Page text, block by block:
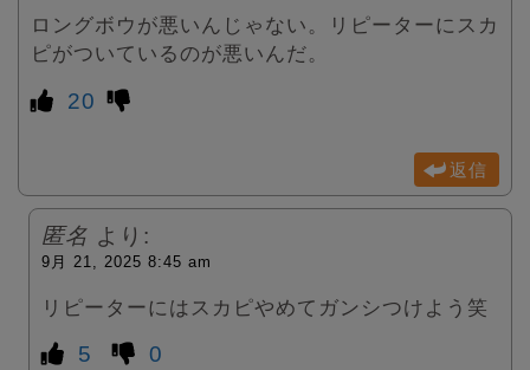
ロングボウが悪いんじゃない。リピーターにスカ
ピがついているのが悪いんだ。
20
返信
匿名 より:
9月 21, 2025 8:45 am
リピーターにはスカピやめてガンシつけよう笑
5 0